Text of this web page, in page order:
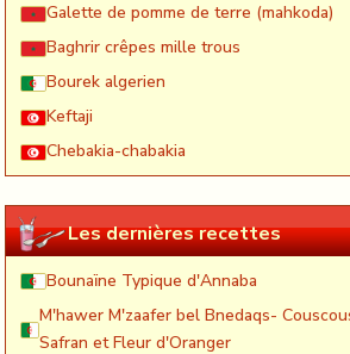
Galette de pomme de terre (mahkoda)
Baghrir crêpes mille trous
Bourek algerien
Keftaji
Chebakia-chabakia
Les dernières recettes
Bounaïne Typique d'Annaba
M'hawer M'zaafer bel Bnedaqs-
Safran et Fleur d'Oranger